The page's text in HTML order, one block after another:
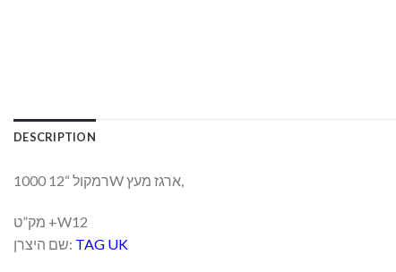
DESCRIPTION
רמקול “12 1000W ארגז מעץ,
מק”ט +W12
שם היצרן: TAG UK